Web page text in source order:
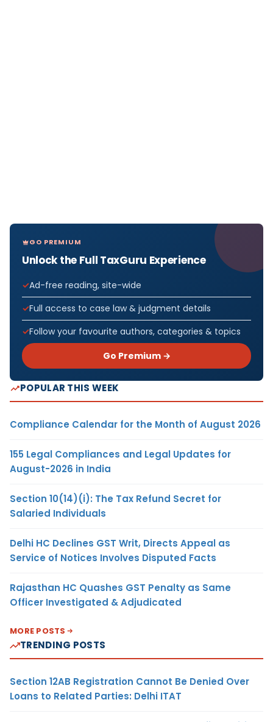
GO PREMIUM
Unlock the Full TaxGuru Experience
Ad-free reading, site-wide
Full access to case law & judgment details
Follow your favourite authors, categories & topics
Go Premium →
POPULAR THIS WEEK
Compliance Calendar for the Month of August 2026
155 Legal Compliances and Legal Updates for
August-2026 in India
Section 10(14)(i): The Tax Refund Secret for
Salaried Individuals
Delhi HC Declines GST Writ, Directs Appeal as
Service of Notices Involves Disputed Facts
Rajasthan HC Quashes GST Penalty as Same
Officer Investigated & Adjudicated
MORE POSTS
TRENDING POSTS
Section 12AB Registration Cannot Be Denied Over
Loans to Related Parties: Delhi ITAT